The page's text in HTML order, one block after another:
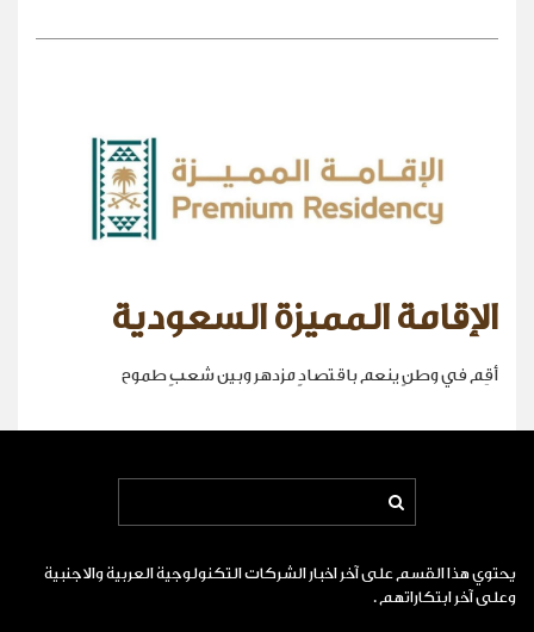
الإقامة المميزة السعودية
أقِم في وطنٍ ينعم باقتصادٍ مزدهر وبين شعبٍ طموح
يحتوي هذا القسم على آخر اخبار الشركات التكنولوجية العربية والاجنبية
وعلى آخر ابتكاراتهم .